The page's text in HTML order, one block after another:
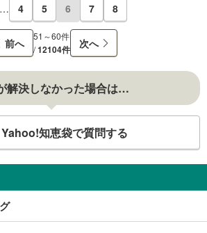
… 4 5 6 7 8
前へ
51～60件
/12104件 次へ
解決しなかった場合は…
Yahoo!知恵袋で質問する